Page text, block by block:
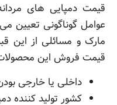
قیمت دمپایی های
عوامل گوناگونی تعیین
مارک و مسائلی از این
قیمت فروش این محصولات
داخلی یا خارجی
کشور تولید کننده